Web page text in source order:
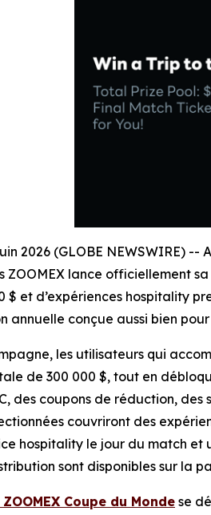
2026 (GLOBE NEWSWIRE)
ZOOMEX lance officiellement
et d’expériences hospitality
annuelle conçue aussi bien
les utilisateurs qui
de 300 000 $, tout en
des coupons de réduction,
couvriront des
hospitality le jour du match
sont disponibles sur la
Coupe du Monde se